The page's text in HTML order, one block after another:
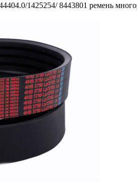
1425254/ 8443801 ремень